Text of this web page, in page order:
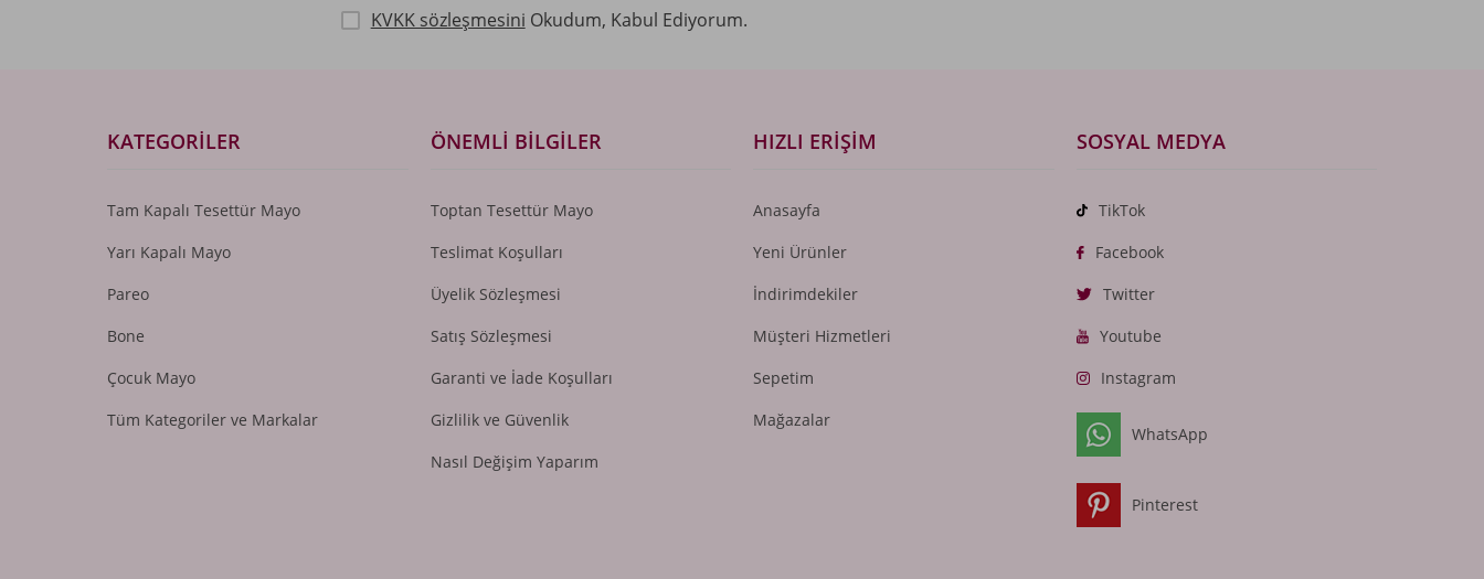
KVKK sözleşmesini Okudum, Kabul Ediyorum.
KATEGORILER
Tam Kapalı Tesettür Mayo
Yarı Kapalı Mayo
Pareo
Bone
Çocuk Mayo
Tüm Kategoriler ve Markalar
ÖNEMLI BILGILER
Toptan Tesettür Mayo
Teslimat Koşulları
Üyelik Sözleşmesi
Satış Sözleşmesi
Garanti ve İade Koşulları
Gizlilik ve Güvenlik
Nasıl Değişim Yaparım
HIZLI ERIŞIM
Anasayfa
Yeni Ürünler
İndirimdekiler
Müşteri Hizmetleri
Sepetim
Mağazalar
SOSYAL MEDYA
TikTok
Facebook
Twitter
Youtube
Instagram
WhatsApp
Pinterest